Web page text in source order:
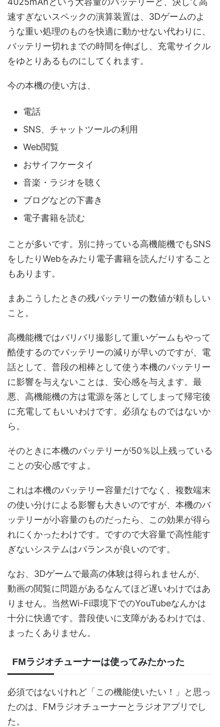
速すぎないスペックの演算装置は、3Dゲームのよ
うな重い処理のものを快適に動かせない代わりに、
バッテリー切れまでの時間を伸ばし、充電サイクル
をゆとりあるものにしてくれます。
今の本機の使い方は、
電話
SNS、チャットツールの利用
Web閲覧
おサイフケータイ
音楽・ラジオを聴く
ブログなどの下書き
電子書籍を読む
ことが多いです。別に持っている高機能機でもSNS
をしたりWebをみたり電子書籍を読んだりすること
もあります。
まあこうしたときの残バッテリーの数値が頼もしい
こと。
高機能機ではバリバリ撮影して重いゲームもやって
酷使するのでバッテリーの減りが早いのですが、電
話として、普段の相棒として使う本機のバッテリー
に影響を与えないことは、安心感を与えます。最
悪、高機能機の方は電源を落としてしまって帰宅後
に充電してもいいわけです。必須なものではないか
ら。
そのときに本機のバッテリーが50％以上残っている
ことの安心感ですよ。
これは本機のバッテリー容量だけでなく、複数端末
の使い分けによる影響も大きいのですが、本機のバ
ッテリーが小容量のものだったら、この効果が得ら
れにくかったわけです。ですので大容量で高性能す
ぎないシステムはバランスが良いのです。
なお、3Dゲームで最高の体験は得られませんが、
動画の閲覧に問題があるなんてほど遅いわけではあ
りません。当然Wi-Fi環境下でのYouTubeなんかは
十分に快適です。普段使いに支障があるわけでは、
まったくありません。
FMラジオチューナーは使ってみたかった
必須ではないけれど「この機能使いたい！」と思っ
たのは、FMラジオチューナーとラジオアプリでし
た。